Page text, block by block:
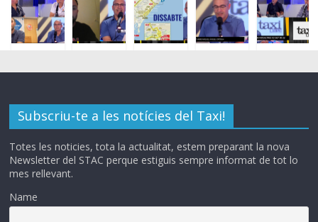
Subscriu-te a les notícies del Taxi!
Totes les noticies, tota la actualitat, estem preparant la nova
Newsletter del STAC perque estiguis sempre informat de tot lo
mes rellevant.
Name